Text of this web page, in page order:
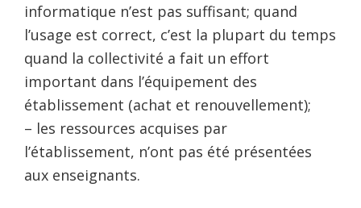
informatique n’est pas suffisant; quand
l’usage est correct, c’est la plupart du temps
quand la collectivité a fait un effort
important dans l’équipement des
établissement (achat et renouvellement);
– les ressources acquises par
l’établissement, n’ont pas été présentées
aux enseignants.